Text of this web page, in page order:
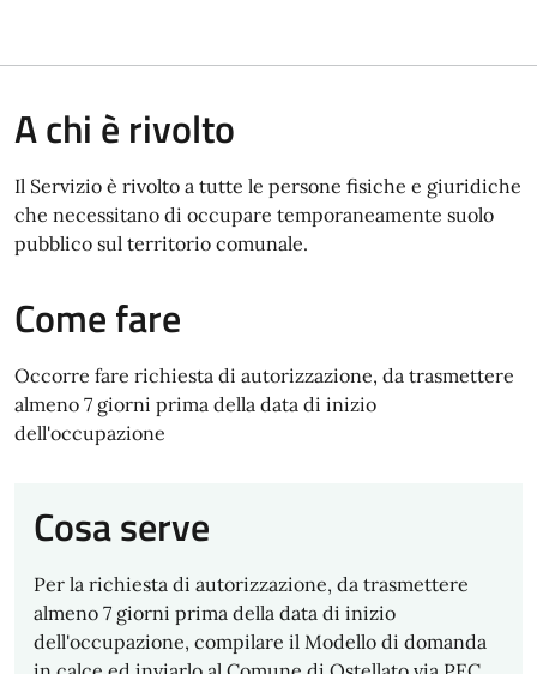
A chi è rivolto
Il Servizio è rivolto a tutte le persone fisiche e giuridiche
che necessitano di occupare temporaneamente suolo
pubblico sul territorio comunale.
Come fare
Occorre fare richiesta di autorizzazione, da trasmettere
almeno 7 giorni prima della data di inizio
dell'occupazione
Cosa serve
Per la richiesta di autorizzazione, da trasmettere
almeno 7 giorni prima della data di inizio
dell'occupazione, compilare il Modello di domanda